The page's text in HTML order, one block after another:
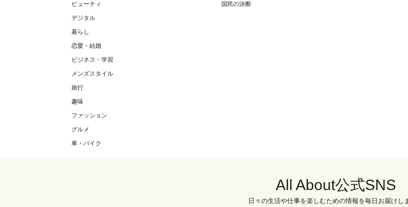
ビューティ
デジタル
暮らし
恋愛・結婚
ビジネス・学習
メンズスタイル
旅行
趣味
ファッション
グルメ
車・バイク
国民の決断
All About公式SNS
日々の生活や仕事を楽しむための情報を毎日お届けし